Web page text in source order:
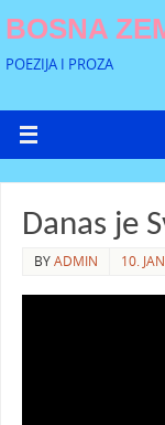
BOSNA
POEZIJA I PROZA
Danas je
BYADMIN 10.